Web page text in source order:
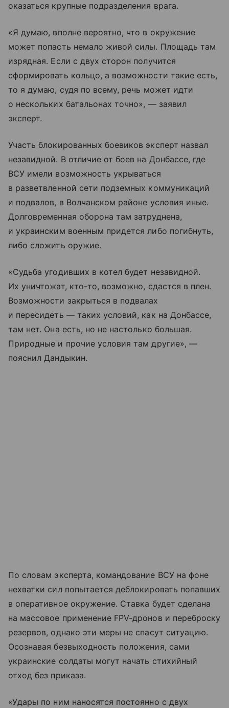
оказаться крупные подразделения врага.
«Я думаю, вполне вероятно, что в окружение
может попасть немало живой силы. Площадь там
изрядная. Если с двух сторон получится
сформировать кольцо, а возможности такие есть,
то я думаю, судя по всему, речь может идти
о нескольких батальонах точно», — заявил
эксперт.
Участь блокированных боевиков эксперт назвал
незавидной. В отличие от боев на Донбассе, где
ВСУ имели возможность укрываться
в разветвленной сети подземных коммуникаций
и подвалов, в Волчанском районе условия иные.
Долговременная оборона там затруднена,
и украинским военным придется либо погибнуть,
либо сложить оружие.
«Судьба угодивших в котел будет незавидной.
Их уничтожат, кто-то, возможно, сдастся в плен.
Возможности закрыться в подвалах
и пересидеть — таких условий, как на Донбассе,
там нет. Она есть, но не настолько большая.
Природные и прочие условия там другие», —
пояснил Дандыкин.
По словам эксперта, командование ВСУ на фоне
нехватки сил попытается деблокировать попавших
в оперативное окружение. Ставка будет сделана
на массовое применение FPV-дронов и переброску
резервов, однако эти меры не спасут ситуацию.
Осознавая безвыходность положения, сами
украинские солдаты могут начать стихийный
отход без приказа.
«Удары по ним наносятся постоянно с двух